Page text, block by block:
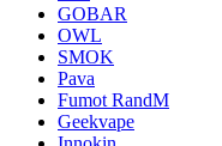
GOBAR
OWL
SMOK
Pava
Fumot RandM
Geekvape